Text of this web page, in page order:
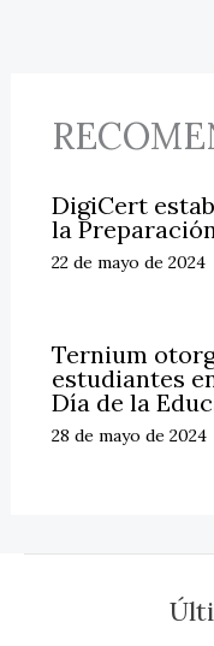
DigiCert
la
22 de mayo de 2024
Ternium
estudiantes
Día de la
28 de mayo de 2024